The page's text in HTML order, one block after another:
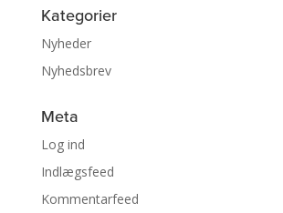
Kategorier
Nyheder
Nyhedsbrev
Meta
Log ind
Indlægsfeed
Kommentarfeed